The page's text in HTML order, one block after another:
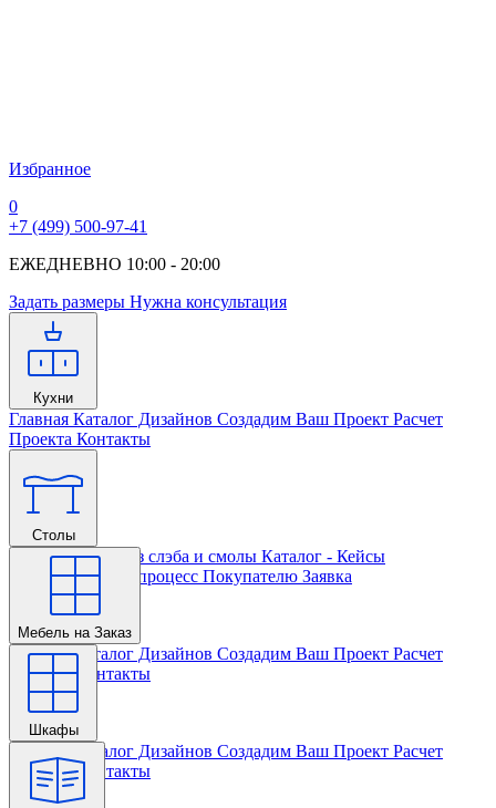
Избранное
0
+7 (499) 500-97-41
ЕЖЕДНЕВНО 10:00 - 20:00
Задать размеры Нужна консультация
Кухни
Главная Каталог Дизайнов Создадим Ваш Проект Расчет
Проекта Контакты
Столы
Главная Столы из слэба и смолы Каталог - Кейсы
Кастомизации и процесс Покупателю Заявка
Мебель на Заказ
Главная Каталог Дизайнов Создадим Ваш Проект Расчет
Проекта
Контакты
Шкафы
Главная Каталог Дизайнов Создадим Ваш Проект Расчет
Проекта Контакты